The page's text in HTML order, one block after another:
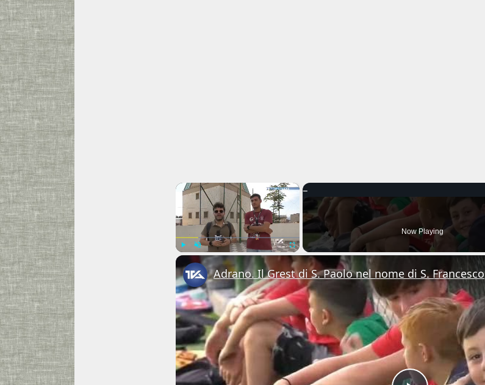
×
Unmute Fullscreen
Now Playing
Adrano. Il Grest di S. Paolo nel nome di S. Francesco